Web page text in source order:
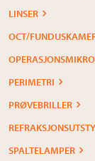
LINSER
OCT/
PERIMETRI
PRØVEBRILLER
SPALTELAMPER